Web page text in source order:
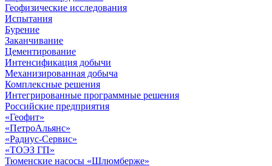
Геофизические исследования
Испытания
Бурение
Заканчивание
Цементирование
Интенсификация добычи
Механизированная добыча
Комплексные решения
Интегрированные программные решения
Российские предприятия
«Геофит»
«ПетроАльянс»
«Радиус-Сервис»
«ТОЭЗ ГП»
Тюменские насосы «Шлюмберже»